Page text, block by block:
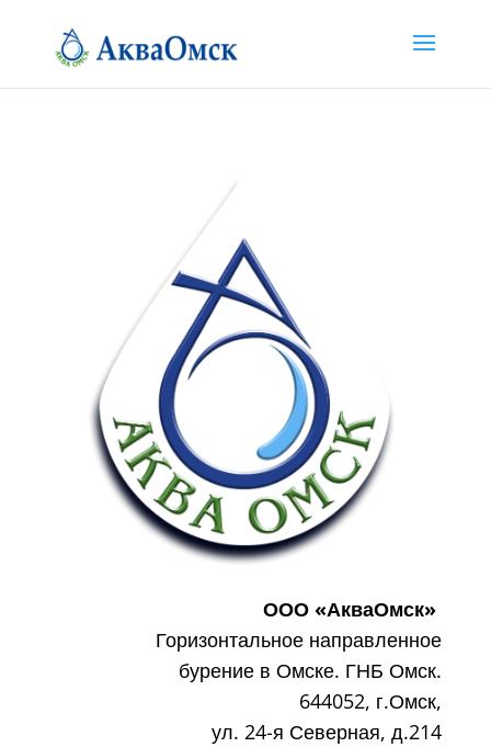
ООО «АкваОмск»
Горизонтальное направленное
бурение в Омске. ГНБ Омск.
644052, г.Омск,
ул. 24-я Северная, д.214